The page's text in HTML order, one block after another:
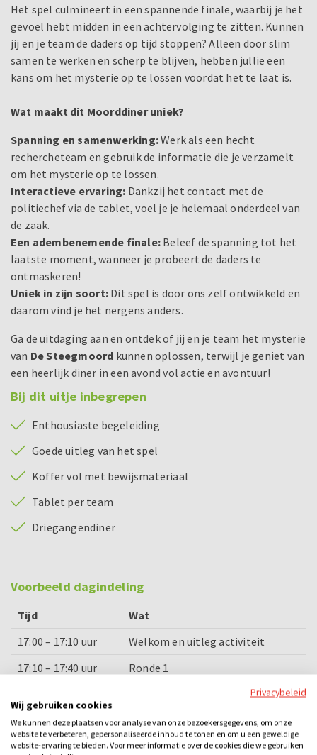
Het spel culmineert in een spannende finale, waarbij je het
gevoel hebt midden in een achtervolging te zitten. Kunnen
jij en je team de daders op tijd stoppen? Alleen door slim
samen te werken en scherp te blijven, hebben jullie een
kans om het mysterie op te lossen voordat het te laat is.
Wat maakt dit Moorddiner uniek?
Spanning en samenwerking:Werk als een hecht
rechercheteam en gebruik de informatie die je verzamelt
om het mysterie op te lossen.
Interactieve ervaring: Dankzij het contact met de
politiechef via de tablet, voel je je helemaal onderdeel van
de zaak.
Een adembenemende finale: Beleef de spanning tot het
laatste moment, wanneer je probeert de daders te
ontmaskeren!
Uniek in zijn soort: Dit spel is door ons zelf ontwikkeld en
daarom vind je het nergens anders.
Ga de uitdaging aan en ontdek of jij en je team het mysterie
van De Steegmoord kunnen oplossen, terwijl je geniet van
een heerlijk diner in een avond vol actie en avontuur!
Bij dit uitje inbegrepen
Enthousiaste begeleiding
Goede uitleg van het spel
Koffer vol met bewijsmateriaal
Tablet per team
Driegangendiner
Voorbeeld dagindeling
Tijd
Wat
17:00 – 17:10 uur
Welkom en uitleg activiteit
17:10 – 17:40 uur
Ronde 1
18:00 – 18:30 uur
Ronde 2
18:30 – 19:00 uur
Hoofdgerecht
Privacybeleid
Wij gebruiken cookies
We kunnen deze plaatsen voor analyse van onze bezoekersgegevens, om onze
website te verbeteren, gepersonaliseerde inhoud te tonen en om u een geweldige
website-ervaring te bieden. Voor meer informatie over de cookies die we gebruiken